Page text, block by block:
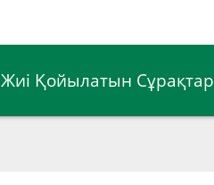
Жиі Қойылатын Сұрақтар